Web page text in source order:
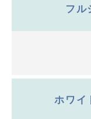
フル
ホワイ